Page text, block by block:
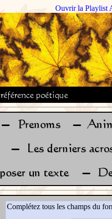
Ouvrir la Playlist
Complétez tous les champs du